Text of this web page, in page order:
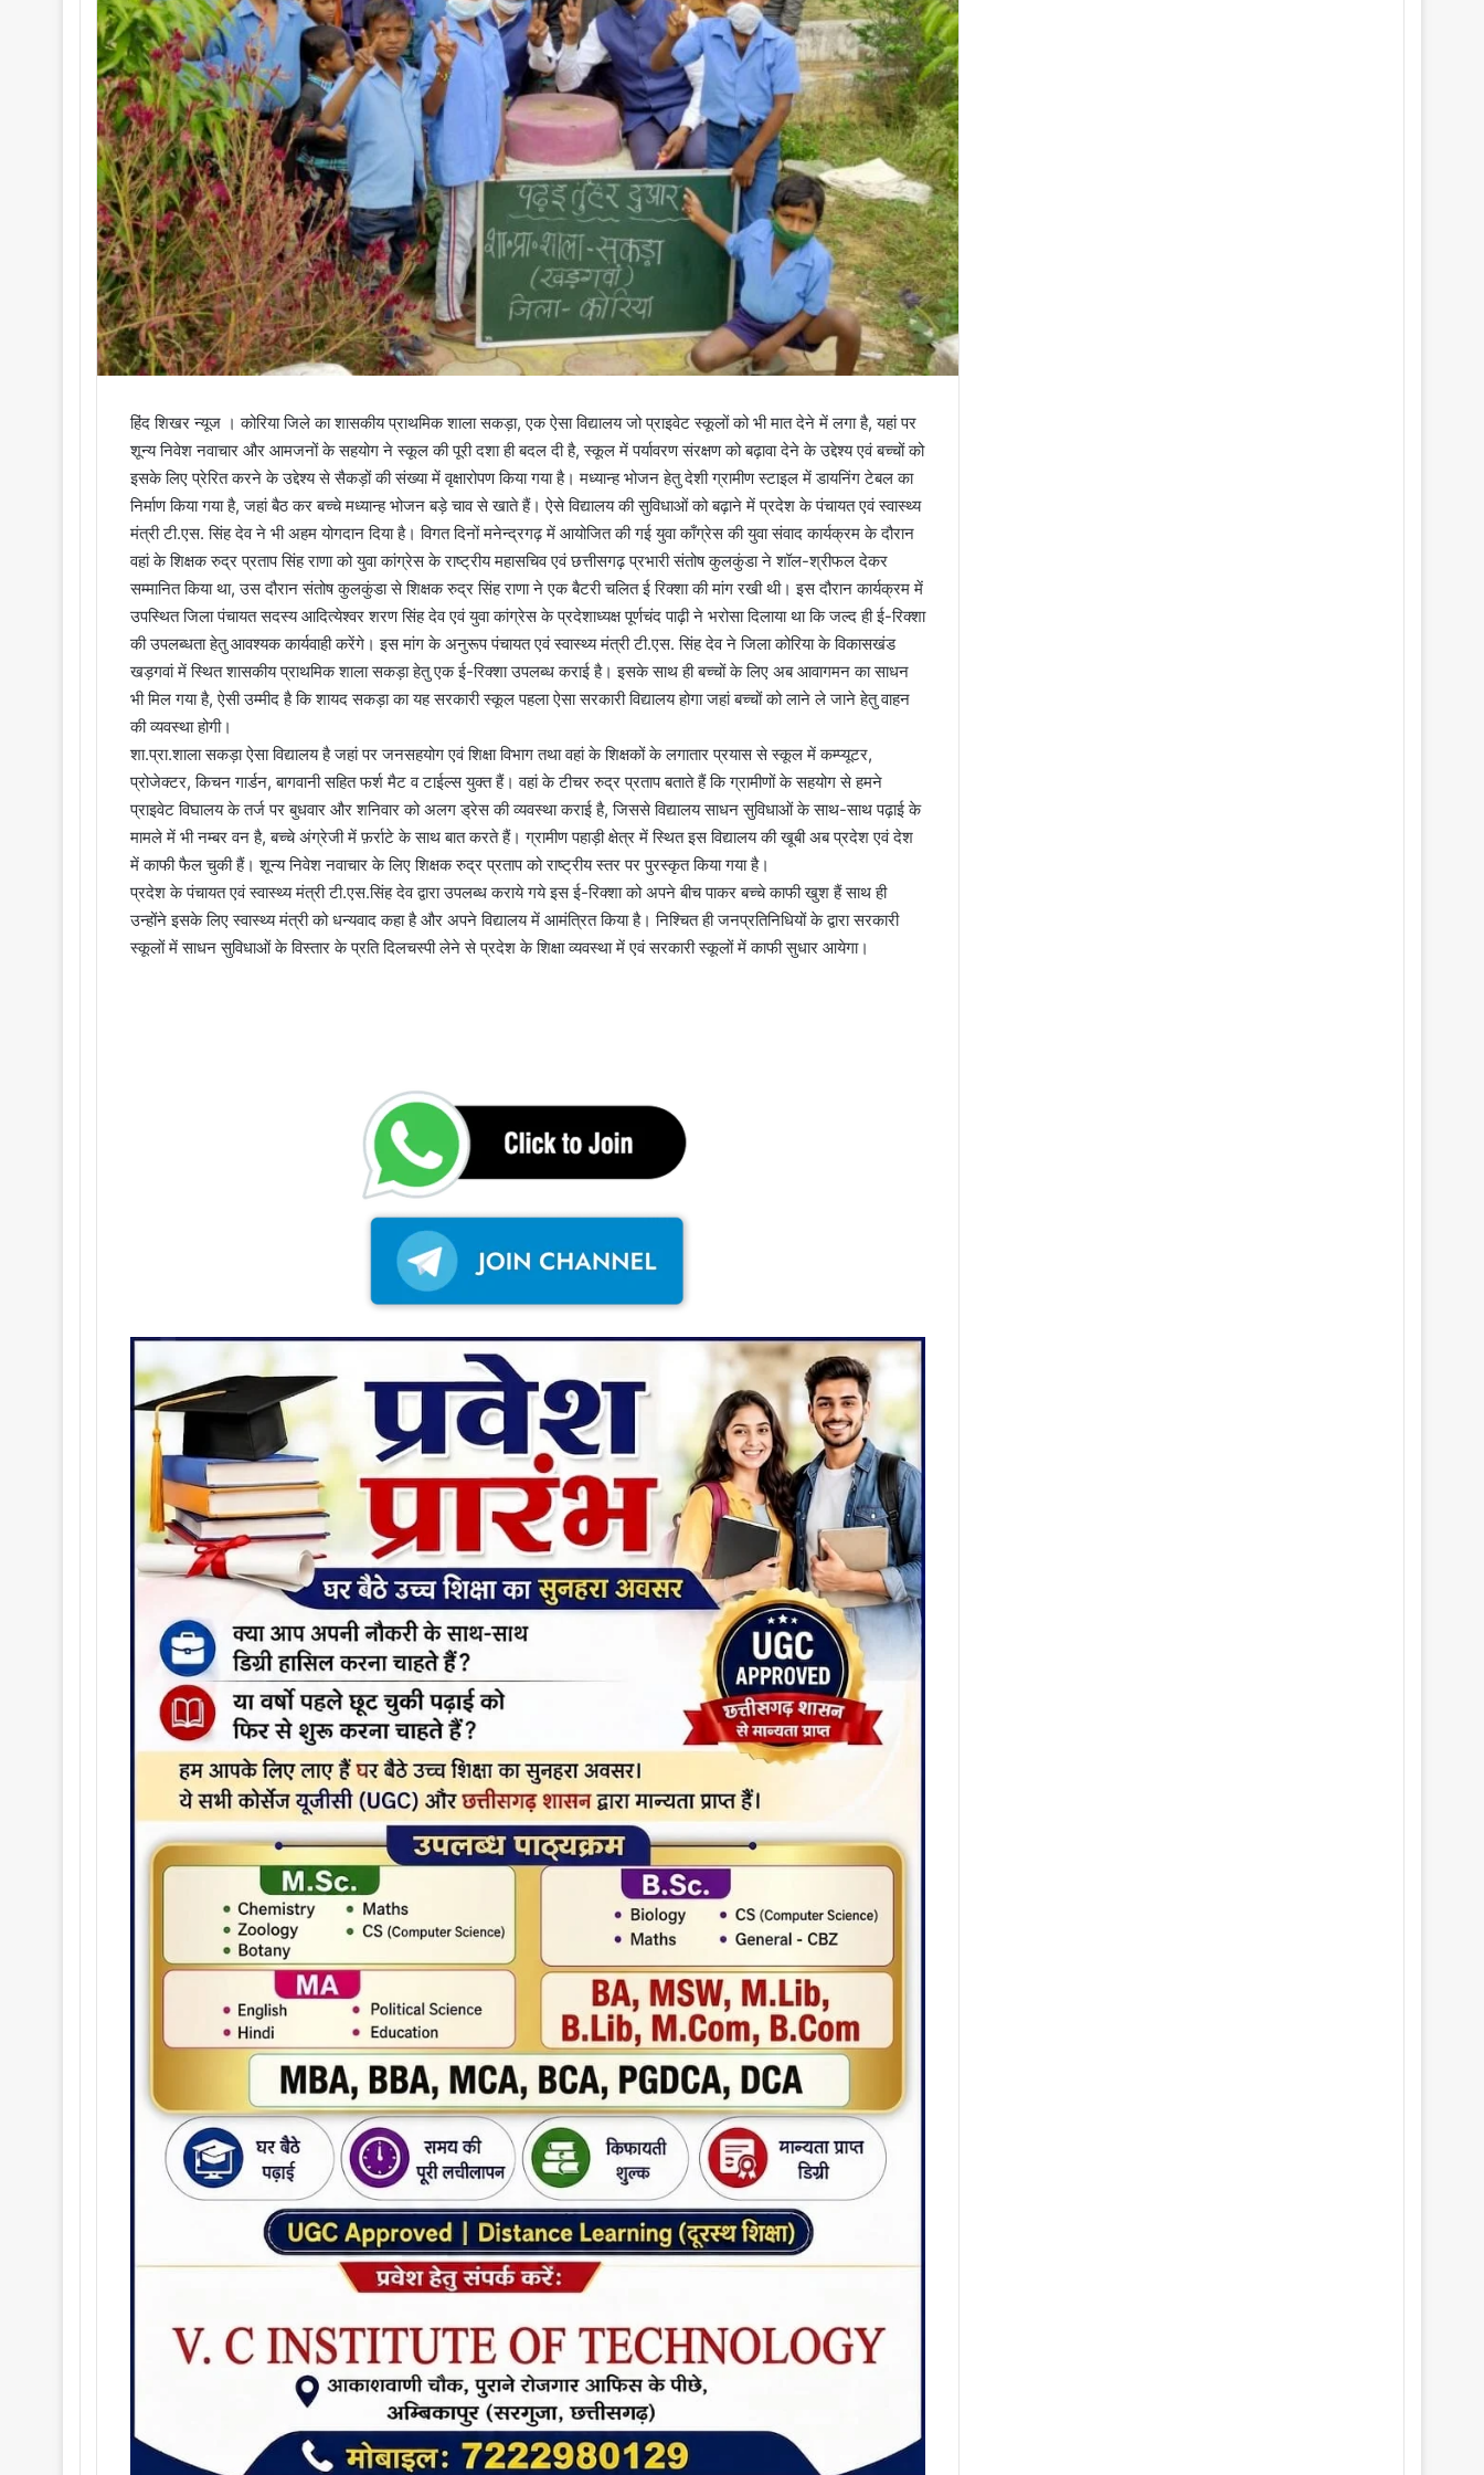
हिंद शिखर न्यूज । कोरिया जिले का शासकीय प्राथमिक शाला सकड़ा, एक ऐसा विद्यालय जो प्राइवेट स्कूलों को भी मात देने में लगा है, यहां पर
शून्य निवेश नवाचार और आमजनों के सहयोग ने स्कूल की पूरी दशा ही बदल दी है, स्कूल में पर्यावरण संरक्षण को बढ़ावा देने के उद्देश्य एवं बच्चों को
इसके लिए प्रेरित करने के उद्देश्य से सैकड़ों की संख्या में वृक्षारोपण किया गया है। मध्यान्ह भोजन हेतु देशी ग्रामीण स्टाइल में डायनिंग टेबल का
निर्माण किया गया है, जहां बैठ कर बच्चे मध्यान्ह भोजन बड़े चाव से खाते हैं। ऐसे विद्यालय की सुविधाओं को बढ़ाने में प्रदेश के पंचायत एवं स्वास्थ्य
मंत्री टी.एस. सिंह देव ने भी अहम योगदान दिया है। विगत दिनों मनेन्द्रगढ़ में आयोजित की गई युवा काँग्रेस की युवा संवाद कार्यक्रम के दौरान
वहां के शिक्षक रुद्र प्रताप सिंह राणा को युवा कांग्रेस के राष्ट्रीय महासचिव एवं छत्तीसगढ़ प्रभारी संतोष कुलकुंडा ने शॉल-श्रीफल देकर
सम्मानित किया था, उस दौरान संतोष कुलकुंडा से शिक्षक रुद्र सिंह राणा ने एक बैटरी चलित ई रिक्शा की मांग रखी थी। इस दौरान कार्यक्रम में
उपस्थित जिला पंचायत सदस्य आदित्येश्वर शरण सिंह देव एवं युवा कांग्रेस के प्रदेशाध्यक्ष पूर्णचंद पाढ़ी ने भरोसा दिलाया था कि जल्द ही ई-रिक्शा
की उपलब्धता हेतु आवश्यक कार्यवाही करेंगे। इस मांग के अनुरूप पंचायत एवं स्वास्थ्य मंत्री टी.एस. सिंह देव ने जिला कोरिया के विकासखंड
खड़गवां में स्थित शासकीय प्राथमिक शाला सकड़ा हेतु एक ई-रिक्शा उपलब्ध कराई है। इसके साथ ही बच्चों के लिए अब आवागमन का साधन
भी मिल गया है, ऐसी उम्मीद है कि शायद सकड़ा का यह सरकारी स्कूल पहला ऐसा सरकारी विद्यालय होगा जहां बच्चों को लाने ले जाने हेतु वाहन
की व्यवस्था होगी।
शा.प्रा.शाला सकड़ा ऐसा विद्यालय है जहां पर जनसहयोग एवं शिक्षा विभाग तथा वहां के शिक्षकों के लगातार प्रयास से स्कूल में कम्प्यूटर,
प्रोजेक्टर, किचन गार्डन, बागवानी सहित फर्श मैट व टाईल्स युक्त हैं। वहां के टीचर रुद्र प्रताप बताते हैं कि ग्रामीणों के सहयोग से हमने
प्राइवेट विघालय के तर्ज पर बुधवार और शनिवार को अलग ड्रेस की व्यवस्था कराई है, जिससे विद्यालय साधन सुविधाओं के साथ-साथ पढ़ाई के
मामले में भी नम्बर वन है, बच्चे अंग्रेजी में फ़र्राटे के साथ बात करते हैं। ग्रामीण पहाड़ी क्षेत्र में स्थित इस विद्यालय की खूबी अब प्रदेश एवं देश
में काफी फैल चुकी हैं। शून्य निवेश नवाचार के लिए शिक्षक रुद्र प्रताप को राष्ट्रीय स्तर पर पुरस्कृत किया गया है।
प्रदेश के पंचायत एवं स्वास्थ्य मंत्री टी.एस.सिंह देव द्वारा उपलब्ध कराये गये इस ई-रिक्शा को अपने बीच पाकर बच्चे काफी खुश हैं साथ ही
उन्होंने इसके लिए स्वास्थ्य मंत्री को धन्यवाद कहा है और अपने विद्यालय में आमंत्रित किया है। निश्चित ही जनप्रतिनिधियों के द्वारा सरकारी
स्कूलों में साधन सुविधाओं के विस्तार के प्रति दिलचस्पी लेने से प्रदेश के शिक्षा व्यवस्था में एवं सरकारी स्कूलों में काफी सुधार आयेगा।